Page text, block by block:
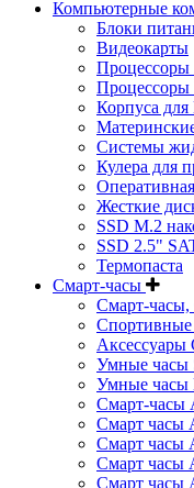
Компьютерные
Блоки
Видеокарты
Процессоры
Корпуса
Системы
Кулера для
Жесткие
SSD M.2
SSD 2.5"
Термопаста
Смарт-часы
Смарт-часы,
Спортивные
Аксессуары
Умные часы
Умные часы
Смарт-часы
Смарт часы
Смарт часы
Смарт часы
Смарт часы